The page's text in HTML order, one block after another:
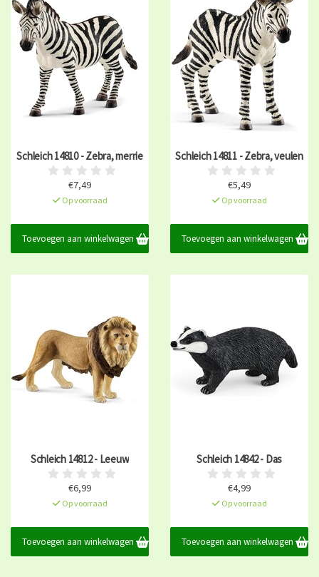
Schleich 14810 - Zebra, merrie
€7,49
Op voorraad
Toevoegen aan winkelwagen
Schleich 14811 - Zebra, veulen
€5,49
Op voorraad
Toevoegen aan winkelwagen
Schleich 14812 - Leeuw
€6,99
Op voorraad
Toevoegen aan winkelwagen
Schleich 14842 - Das
€4,99
Op voorraad
Toevoegen aan winkelwagen